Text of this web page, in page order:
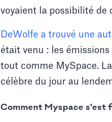
voyaient la possibilité
DeWolfe a trouvé une
était venu : les
tout comme MySpace.
célèbre du jour au
Comment Myspace s'est